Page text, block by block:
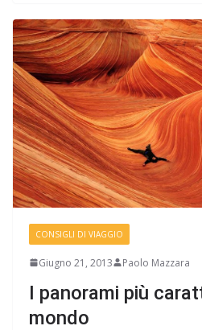
CONSIGLI DI VIAGGIO
Giugno 21, 2013 Paolo Mazzara
I panorami più
mondo